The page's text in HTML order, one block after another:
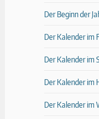
Der Beginn der
Der Kalender im
Der Kalender im
Der Kalender im
Der Kalender im